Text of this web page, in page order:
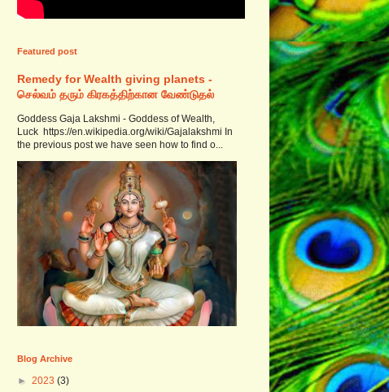
Featured post
Remedy for Wealth giving planets -
செல்வம் தரும் கிரகத்திற்கான வேண்டுதல்
Goddess Gaja Lakshmi - Goddess of Wealth,
Luck https://en.wikipedia.org/wiki/Gajalakshmi In
the previous post we have seen how to find o...
Blog Archive
► 2023 (3)